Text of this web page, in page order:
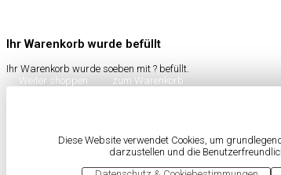
Ihr Warenkorb wurde befüllt
Ihr Warenkorb wurde soeben mit ? befüllt.
Weiter shoppen
zum Warenkorb
Diese Website verwendet Cookies, um
darzustellen und die